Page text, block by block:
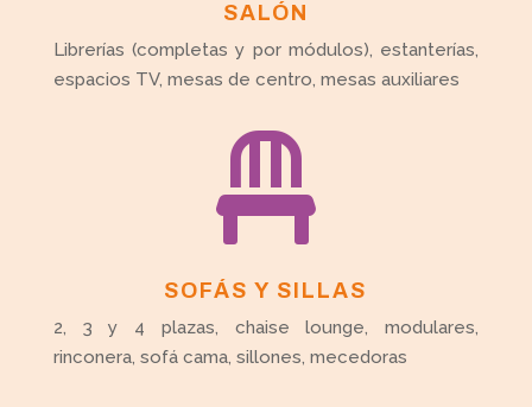
SALÓN
Librerías (completas y por módulos), estanterías,
espacios TV, mesas de centro, mesas auxiliares

SOFÁS Y SILLAS
2, 3 y 4 plazas, chaise lounge, modulares,
rinconera, sofá cama, sillones, mecedoras